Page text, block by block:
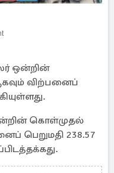
ஒன்றின்
விற்பனைப்
ஒன்றின் கொள்முதல்
பெறுமதி 238.57